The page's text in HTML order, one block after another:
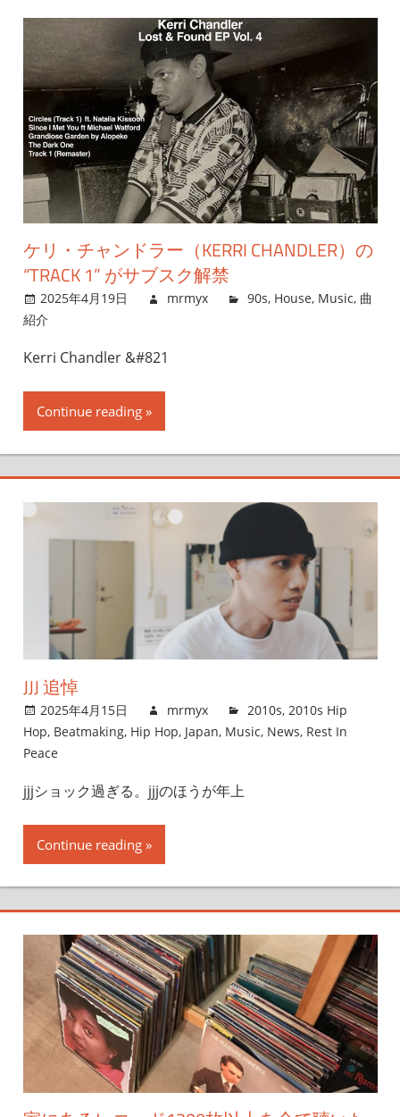
ケリ・チャンドラー（KERRI CHANDLER）の
“TRACK 1” がサブスク解禁
2025年4月19日 mrmyx 90s, House, Music, 曲
紹介
Kerri Chandler &#821
Continue reading
JJJ 追悼
2025年4月15日 mrmyx 2010s, 2010s Hip
Hop, Beatmaking, Hip Hop, Japan, Music, News, Rest In
Peace
jjjショック過ぎる。jjjのほうが年上
Continue reading